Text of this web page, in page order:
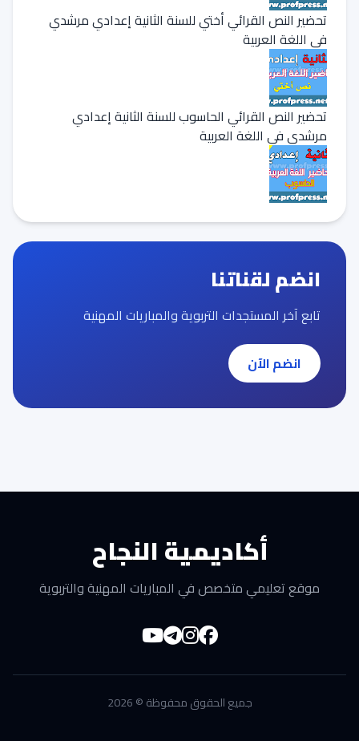
تحضير النص القرائي أختي للسنة الثانية إعدادي مرشدي
في اللغة العربية
تحضير النص القرائي الحاسوب للسنة الثانية إعدادي
مرشدي في اللغة العربية
انضم لقناتنا
تابع آخر المستجدات التربوية والمباريات المهنية
انضم الآن
أكاديمية النجاح
موقع تعليمي متخصص في المباريات المهنية والتربوية
جميع الحقوق محفوظة © 2026